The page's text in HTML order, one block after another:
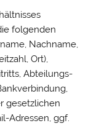
folgenden
Nachname,
Ort),
Abteilungs-
gesetzlichen
Adressen, ggf.